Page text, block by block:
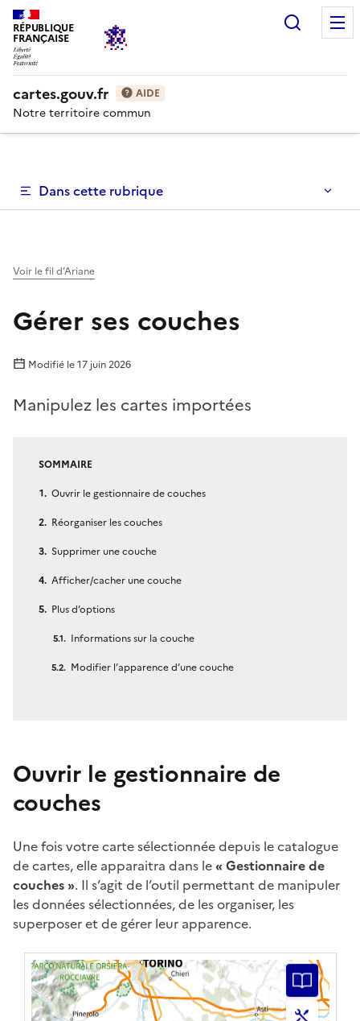
RÉPUBLIQUE
FRANÇAISE
cartes.gouv.fr AIDE
Notre territoire commun
Dans cette rubrique
Voir le fil d’Ariane
Gérer ses couches
Modifié le17 juin 2026
Manipulez les cartes importées
SOMMAIRE
Ouvrir le gestionnaire de couches
Réorganiser les couches
Supprimer une couche
Afficher/cacher une couche
Plus d’options
Informations sur la couche
Modifier l’apparence d’une couche
Ouvrir le gestionnaire de
couches
Une fois votre carte sélectionnée depuis le catalogue
de cartes, elle apparaitra dans le« Gestionnaire de
couches ». Il s’agit de l’outil permettant de manipuler
les données sélectionnées, de les organiser, les
superposer et de gérer leur apparence.